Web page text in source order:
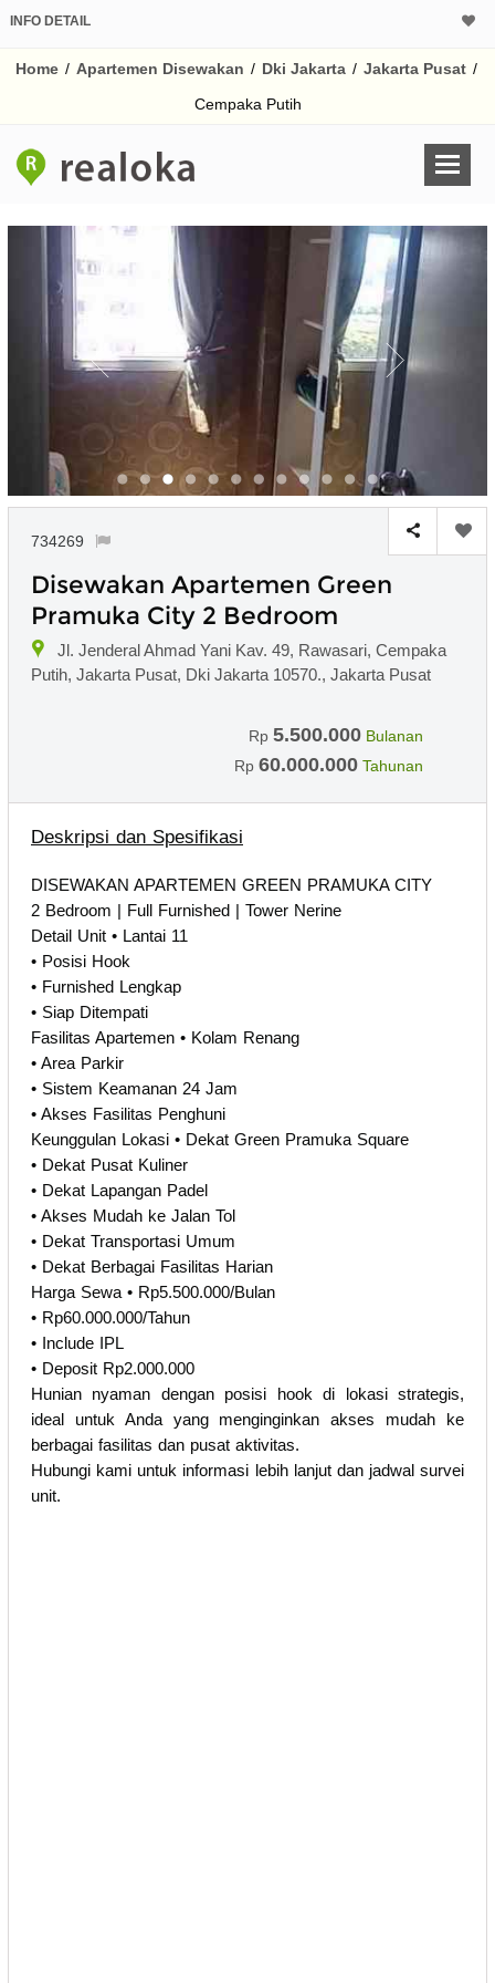
INFO DETAIL
Home / Apartemen Disewakan / Dki Jakarta / Jakarta Pusat /
Cempaka Putih
734269
Disewakan Apartemen Green
Pramuka City 2 Bedroom
Jl. Jenderal Ahmad Yani Kav. 49, Rawasari, Cempaka
Putih, Jakarta Pusat, Dki Jakarta 10570., Jakarta Pusat
Rp 5.500.000 Bulanan
Rp 60.000.000 Tahunan
Deskripsi dan Spesifikasi
DISEWAKAN APARTEMEN GREEN PRAMUKA CITY
2 Bedroom | Full Furnished | Tower Nerine
Detail Unit • Lantai 11
• Posisi Hook
• Furnished Lengkap
• Siap Ditempati
Fasilitas Apartemen • Kolam Renang
• Area Parkir
• Sistem Keamanan 24 Jam
• Akses Fasilitas Penghuni
Keunggulan Lokasi • Dekat Green Pramuka Square
• Dekat Pusat Kuliner
• Dekat Lapangan Padel
• Akses Mudah ke Jalan Tol
• Dekat Transportasi Umum
• Dekat Berbagai Fasilitas Harian
Harga Sewa • Rp5.500.000/Bulan
• Rp60.000.000/Tahun
• Include IPL
• Deposit Rp2.000.000
Hunian nyaman dengan posisi hook di lokasi strategis,
ideal untuk Anda yang menginginkan akses mudah ke
berbagai fasilitas dan pusat aktivitas.
Hubungi kami untuk informasi lebih lanjut dan jadwal survei
unit.